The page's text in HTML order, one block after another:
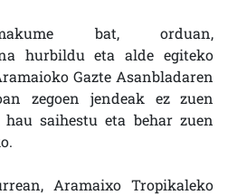
bat, orduan,
hurbildu eta alde egiteko
Gazte Asanbladaren
zegoen jendeak ez zuen
saihestu eta behar zuen
Aramaixo Tropikaleko